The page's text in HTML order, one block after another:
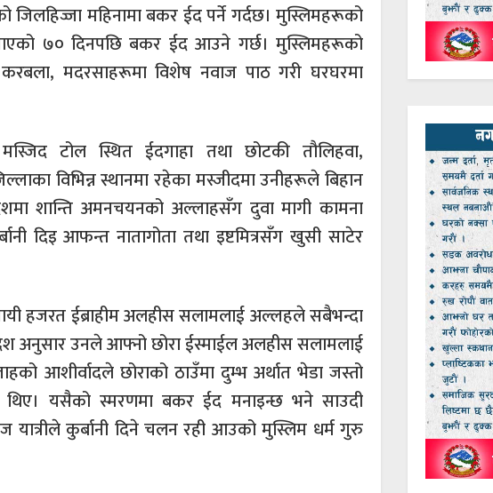
जिलहिज्जा महिनामा बकर ईद पर्ने गर्दछ। मुस्लिमहरूको
७० दिनपछि बकर ईद आउने गर्छ। मुस्लिमहरूको
मदरसाहरूमा विशेष नवाज पाठ गरी घरघरमा
टोल स्थित ईदगाहा तथा छोटकी तौलिहवा,
विभिन्न स्थानमा रहेका मस्जीदमा उनीहरूले बिहान
शान्ति अमनचयनको अल्लाहसँग दुवा मागी कामना
दिइ आफन्त नातागोता तथा इष्टमित्रसँग खुसी साटेर
हजरत ईब्राहीम अलहीस सलामलाई अल्लहले सबैभन्दा
अनुसार उनले आफ्नो छोरा ईस्माईल अलहीस सलामलाई
आशीर्वादले छोराको ठाउँमा दुम्भ अर्थात भेडा जस्तो
थिए। यसैको स्मरणमा बकर ईद मनाइन्छ भने साउदी
यात्रीले कुर्बानी दिने चलन रही आउको मुस्लिम धर्म गुरु